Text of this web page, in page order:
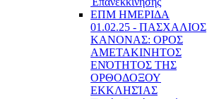
ΕΠΜ ΗΜΕΡΙΔΑ
01.02.25 - ΠΑΣΧΑΛΙΟΣ
ΚΑΝΟΝΑΣ: ΟΡΟΣ
ΑΜΕΤΑΚΙΝΗΤΟΣ
ΕΝΌΤΗΤΟΣ ΤΗΣ
ΟΡΘΟΔΟΞΟΥ
ΕΚΚΛΗΣΊΑΣ